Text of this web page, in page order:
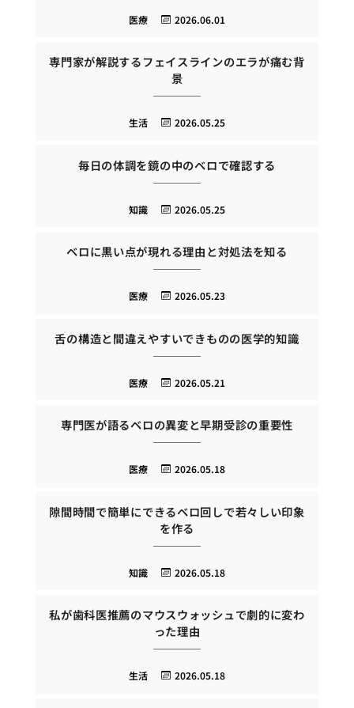
2026.06.01
医療
専門家が解説するフェイスラインのエラが痛む背
景
2026.05.25
生活
毎日の体調を鏡の中のベロで確認する
2026.05.25
知識
ベロに黒い点が現れる理由と対処法を知る
2026.05.23
医療
舌の構造と間違えやすいできものの医学的知識
2026.05.21
医療
専門医が語るベロの異変と早期受診の重要性
2026.05.18
医療
隙間時間で簡単にできるベロ回しで若々しい印象
を作る
2026.05.18
知識
私が歯科医推薦のマウスウォッシュで劇的に変わ
った理由
2026.05.18
生活